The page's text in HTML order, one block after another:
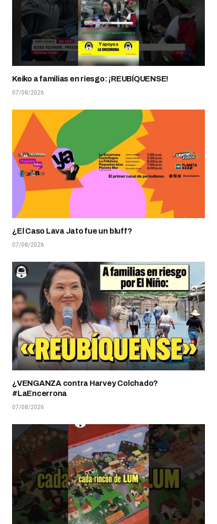
Keiko a familias en riesgo: ¡REUBÍQUENSE!
07/08/2026
¿El Caso Lava Jato fue un bluff?
07/08/2026
¿VENGANZA contra Harvey Colchado?
#LaEncerrona
07/08/2026